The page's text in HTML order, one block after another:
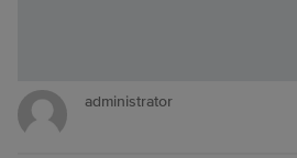
administrator